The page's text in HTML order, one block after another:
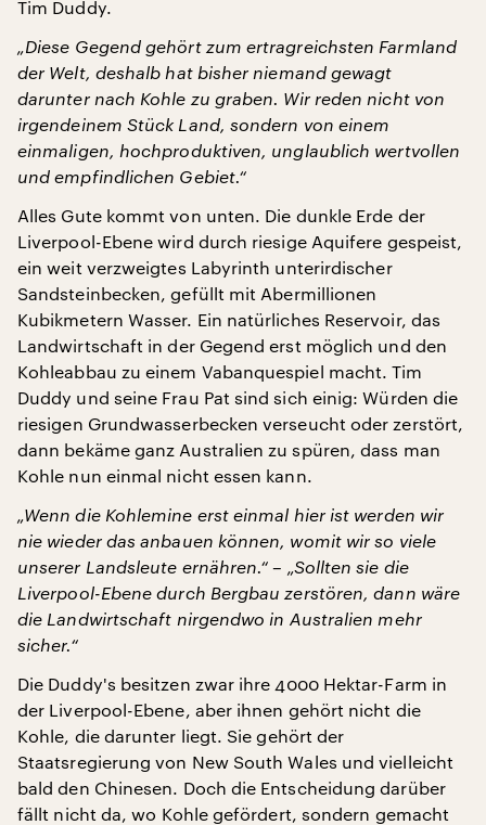
Tim Duddy.
„Diese Gegend gehört zum ertragreichsten Farmland
der Welt, deshalb hat bisher niemand gewagt
darunter nach Kohle zu graben. Wir reden nicht von
irgendeinem Stück Land, sondern von einem
einmaligen, hochproduktiven, unglaublich wertvollen
und empfindlichen Gebiet.“
Alles Gute kommt von unten. Die dunkle Erde der
Liverpool-Ebene wird durch riesige Aquifere gespeist,
ein weit verzweigtes Labyrinth unterirdischer
Sandsteinbecken, gefüllt mit Abermillionen
Kubikmetern Wasser. Ein natürliches Reservoir, das
Landwirtschaft in der Gegend erst möglich und den
Kohleabbau zu einem Vabanquespiel macht. Tim
Duddy und seine Frau Pat sind sich einig: Würden die
riesigen Grundwasserbecken verseucht oder zerstört,
dann bekäme ganz Australien zu spüren, dass man
Kohle nun einmal nicht essen kann.
„Wenn die Kohlemine erst einmal hier ist werden wir
nie wieder das anbauen können, womit wir so viele
unserer Landsleute ernähren.“ – „Sollten sie die
Liverpool-Ebene durch Bergbau zerstören, dann wäre
die Landwirtschaft nirgendwo in Australien mehr
sicher.“
Die Duddy's besitzen zwar ihre 4000 Hektar-Farm in
der Liverpool-Ebene, aber ihnen gehört nicht die
Kohle, die darunter liegt. Sie gehört der
Staatsregierung von New South Wales und vielleicht
bald den Chinesen. Doch die Entscheidung darüber
fällt nicht da, wo Kohle gefördert, sondern gemacht